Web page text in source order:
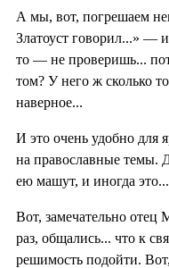
А мы, вот, погрешаем
Златоуст говорил...» —
то — не проверишь...
том? У него ж сколько
наверное...
И это очень удобно для
на православные темы.
ею машут, и иногда
Вот, замечательно
раз, общались... что к
решимость подойти.